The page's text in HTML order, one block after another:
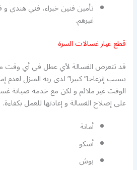
تأمين فنين خبراء، فني هندي و
غيرهم.
قطع غيار غسالات السرة
قد تتعرض الغسالة لأي عطل في أي وقت من
يسبب إنزعاجا” كبيرا” لدى ربة المنزل لعدم
على إصلاح الغسالة و إعادتها للعمل بكفاءة.
أمانة
أسكو
بوش